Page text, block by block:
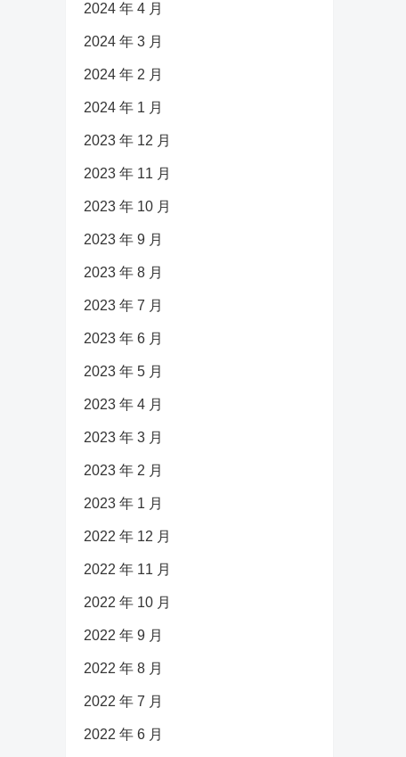
2024 年 4 月
2024 年 3 月
2024 年 2 月
2024 年 1 月
2023 年 12 月
2023 年 11 月
2023 年 10 月
2023 年 9 月
2023 年 8 月
2023 年 7 月
2023 年 6 月
2023 年 5 月
2023 年 4 月
2023 年 3 月
2023 年 2 月
2023 年 1 月
2022 年 12 月
2022 年 11 月
2022 年 10 月
2022 年 9 月
2022 年 8 月
2022 年 7 月
2022 年 6 月